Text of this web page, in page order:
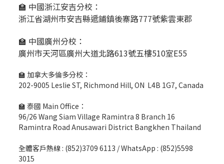
🏫 中國浙江安吉分校：
浙江省湖州市安吉縣遞鋪鎮後寨路777號紫雲東郡
🏫 中國廣州分校：
廣州市天河區廣州大道北路613號五樓510室E55
🏫 加拿大多倫多分校：
202-9005 Leslie ST, Richmond Hill, ON L4B 1G7, Canada
🏫 泰國 Main Office：
96/26 Wang Siam Village Ramintra 8 Branch 16
Ramintra Road Anusawari District Bangkhen Thailand
全體客戶熱線 : (852)3709 6113 / WhatsApp : (852)5598
3015